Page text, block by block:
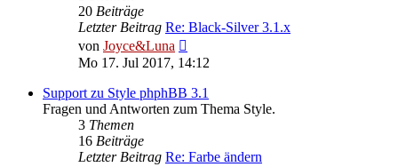
20 Beiträge
Letzter Beitrag Re: Black-Silver 3.1.x
von Joyce&Luna
Beitrag
Mo 17. Jul 2017, 14:12
Support zu Style phphBB 3.1
Fragen und Antworten zum Thema Style.
3 Themen
16 Beiträge
Letzter Beitrag Re: Farbe ändern